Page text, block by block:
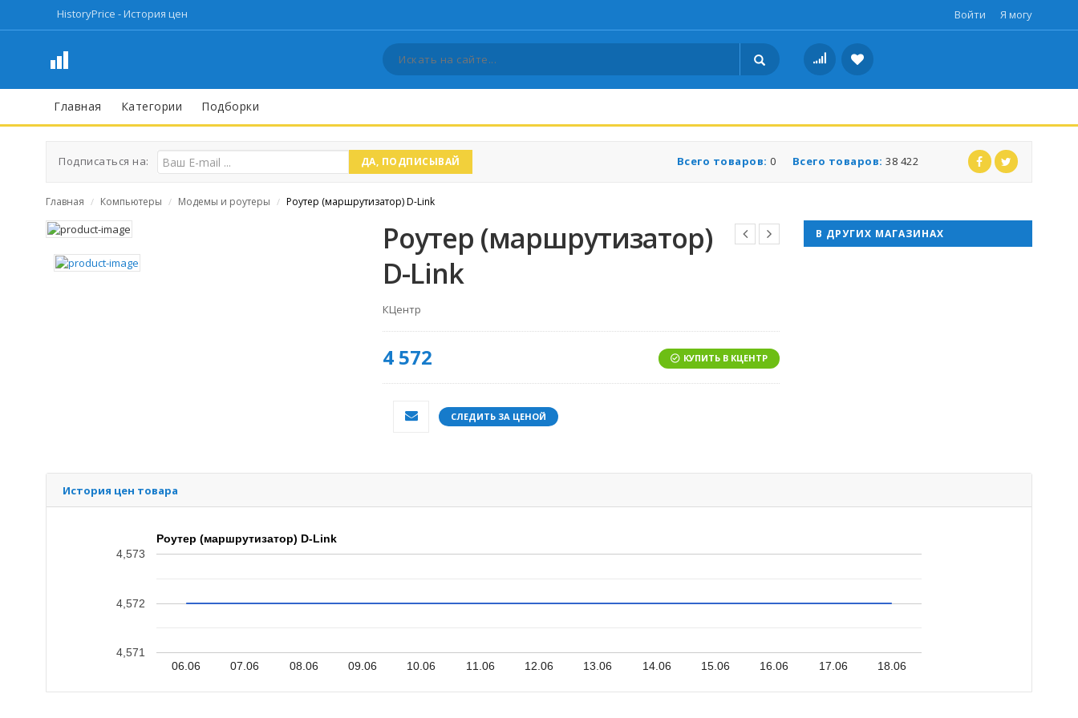
HistoryPrice - История цен Войти Я могу
Главная Категории Подборки
Подписаться на: ДА, ПОДПИСЫВАЙ Всего товаров: 38 422
Всего товаров: 0
Главная / Компьютеры / Модемы и роутеры / Роутер (маршрутизатор) D-Link
Роутер (маршрутизатор)
D-Link
КЦентр
4 572 КУПИТЬ В КЦЕНТР
СЛЕДИТЬ ЗА ЦЕНОЙ
В ДРУГИХ МАГАЗИНАХ
История цен товара
Роутер (маршрутизатор) D-Link
06.06 07.06 08.06 09.06 10.06 11.06 12.06 13.06 14.06 15.06 16.06 17.06 18.06
4,571
4,572
4,573